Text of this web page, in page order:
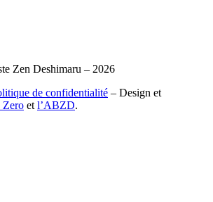
Zen Deshimaru – 2026
de confidentialité – Design et
et l’ABZD.